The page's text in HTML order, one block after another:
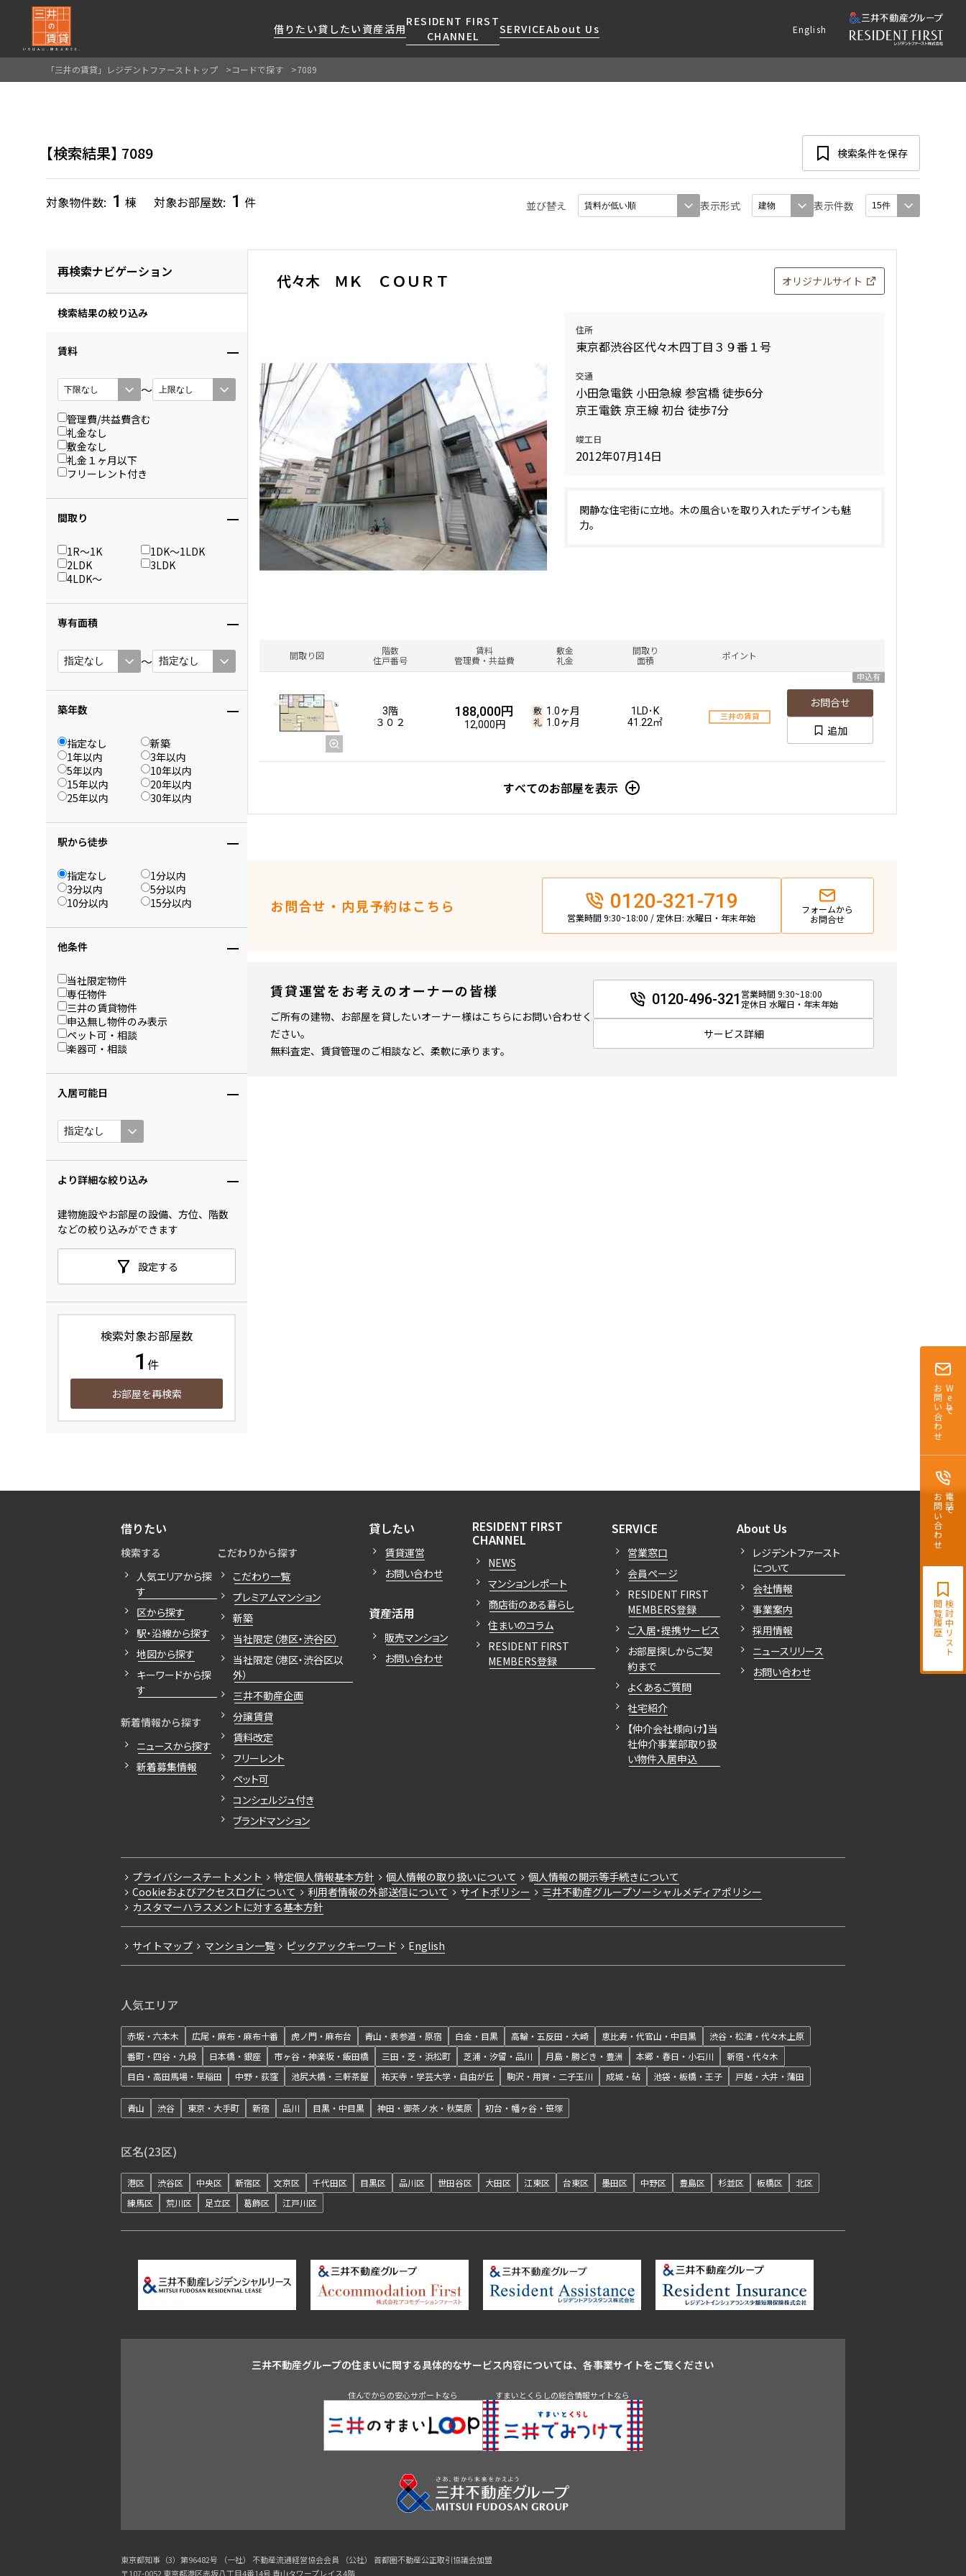
借りたい貸したい 資産活用
RESIDENT FIRST
CHANNEL
SERVICEAbout Us
ご提供するサービスをご紹介します
くご提案します
新着情報から探す
当社限定(港区・渋谷区)
ペット可
コンシェルジュ付き
ブランドマンション
最適なプランをご提案します
ご相談も承ります
各種サービスをご紹介します
よくあるご質問
社宅紹介
English
Webで
お問い合わせ
電話で
お問い合わせ
検討中リスト
閲覧履歴
「三井の賃貸」レジデントファーストトップ コードで探す 7089
検索結果 7089 検索条件を保存
対象物件数 1 棟 対象お部屋数 1 件 並び替え 表示形式 表示件数
再検索ナビゲーション
検索結果の絞り込み
賃料
〜
管理費/共益費含む
礼金なし
敷金なし
礼金１ヶ月以下
フリーレント付き
間取り
1R〜1K
1DK〜1LDK
2LDK
3LDK
4LDK〜
専有面積
〜
築年数
指定なし
新築
1年以内
3年以内
5年以内
10年以内
15年以内
20年以内
25年以内
30年以内
駅から徒歩
指定なし
1分以内
3分以内
5分以内
10分以内
15分以内
他条件
当社限定物件
専任物件
三井の賃貸物件
申込無し物件のみ表示
ペット可・相談
楽器可・相談
入居可能日
より詳細な絞り込み
建物施設やお部屋の設備、方位、階数
などの絞り込みができます
設定する
検索対象お部屋数
1 件
お部屋を再検索
代々木 ＭＫ ＣＯＵＲＴ オリジナルサイト
住所
東京都渋谷区代々木四丁目３９番１号
交通
小田急電鉄 小田急線 参宮橋 徒歩6分
京王電鉄 京王線 初台 徒歩7分
竣工日
2012年07月14日
閑静な住宅街に立地。木の風合いを取り入れたデザインも魅
力。
間取り図
階数
住戸番号
賃料
管理費・共益費
敷金
礼金
間取り
面積
ポイント
申込有
3階
３０２
188,000円
12,000円
1.0ヶ月
1.0ヶ月
1LD･K
41.22㎡
三井の賃貸
お問合せ
追加
すべてのお部屋を表示
お問合せ・内見予約はこちら 0120-321-719
営業時間 9:30~18:00 / 定休日: 水曜日・年末年始
フォームから
お問合せ
賃貸運営をお考えのオーナーの皆様
ご所有の建物、お部屋を貸したいオーナー様はこちらにお問い合わせく
ださい。
無料査定、賃貸管理のご相談など、柔軟に承ります。
0120-496-321 営業時間 9:30~18:00
定休日 水曜日・年末年始
サービス詳細
借りたい
検索する
人気エリアから探
す
区から探す
駅・沿線から探す
地図から探す
キーワードから探
す
新着情報から探す
ニュースから探す
新着募集情報
こだわりから探す
こだわり一覧
プレミアムマンション
新築
当社限定（港区・渋谷区）
当社限定（港区・渋谷区以
外）
三井不動産企画
分譲賃貸
賃料改定
フリーレント
ペット可
コンシェルジュ付き
ブランドマンション
貸したい
賃貸運営
お問い合わせ
資産活用
販売マンション
お問い合わせ
RESIDENT FIRST
CHANNEL
NEWS
マンションレポート
商店街のある暮らし
住まいのコラム
RESIDENT FIRST
MEMBERS登録
SERVICE
営業窓口
会員ページ
RESIDENT FIRST
MEMBERS登録
ご入居・提携サービス
お部屋探しからご契
約まで
よくあるご質問
社宅紹介
【仲介会社様向け】当
社仲介事業部取り扱
い物件入居申込
About Us
レジデントファースト
について
会社情報
事業案内
採用情報
ニュースリリース
お問い合わせ
プライバシーステートメント 特定個人情報基本方針 個人情報の取り扱いについて
個人情報の開示等手続きについて
Cookieおよびアクセスログについて
利用者情報の外部送信について サイトポリシー
三井不動産グループソーシャルメディアポリシー
カスタマーハラスメントに対する基本方針
サイトマップ マンション一覧 ピックアックキーワード English
人気エリア
赤坂・六本木 広尾・麻布・麻布十番 虎ノ門・麻布台 青山・表参道・原宿 白金・目黒 高輪・五反田・大崎 恵比寿・代官山・中目黒
渋谷・松濤・代々木上原
番町・四谷・九段
日本橋・銀座 市ヶ谷・神楽坂・飯田橋 三田・芝・浜松町 芝浦・汐留・品川 月島・勝どき・豊洲 本郷・春日・小石川
新宿・代々木
目白・高田馬場・早稲田
中野・荻窪 池尻大橋・三軒茶屋 祐天寺・学芸大学・自由が丘 駒沢・用賀・二子玉川 成城・砧 池袋・板橋・王子 戸越・大井・蒲田
青山 渋谷 東京・大手町 新宿 品川 目黒・中目黒 神田・御茶ノ水・秋葉原 初台・幡ヶ谷・笹塚
区名(23区)
港区 渋谷区 中央区 新宿区 文京区 千代田区 目黒区 品川区 世田谷区 大田区 江東区 台東区 墨田区 中野区 豊島区 杉並区 板橋区
北区
練馬区
荒川区 足立区 葛飾区 江戸川区
三井不動産グループの住まいに関する具体的なサービス内容については、各事業サイトをご覧ください
住んでからの安心サポートなら すまいとくらしの総合情報サイトなら
東京都知事（3）第96482号 （一社） 不動産流通経営協会会員 （公社） 首都圏不動産公正取引協議会加盟
〒107-0052 東京都港区赤坂八丁目4番14号 青山タワープレイス4階